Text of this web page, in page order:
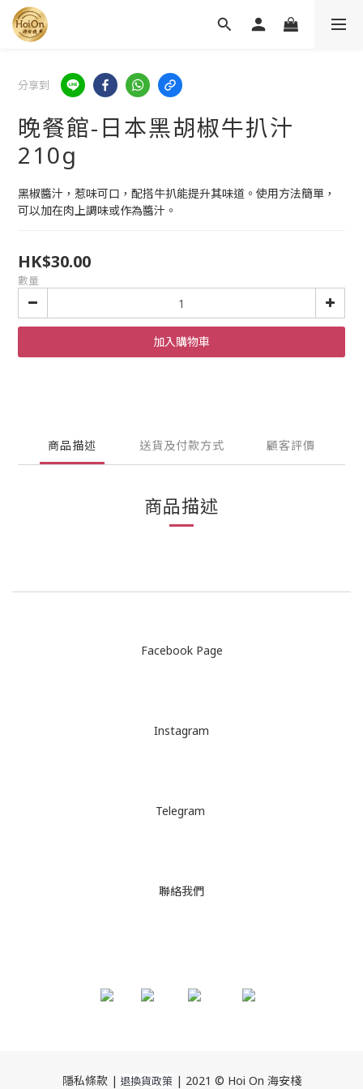
分享到
晚餐館-日本黑胡椒牛扒汁
210g
黑椒醬汁，惹味可口，配搭牛扒能提升其味道。使用方法簡單，
可以加在肉上調味或作為醬汁。
HK$30.00
數量
加入購物車
商品描述 送貨及付款方式 顧客評價
商品描述
Facebook Page
Instagram
Telegram
聯絡我們
隱私條款 | 退換貨政策| 2021 © Hoi On 海安棧